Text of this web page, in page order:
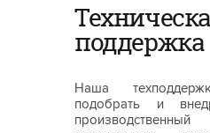
поддержка
Наша
подобрать и